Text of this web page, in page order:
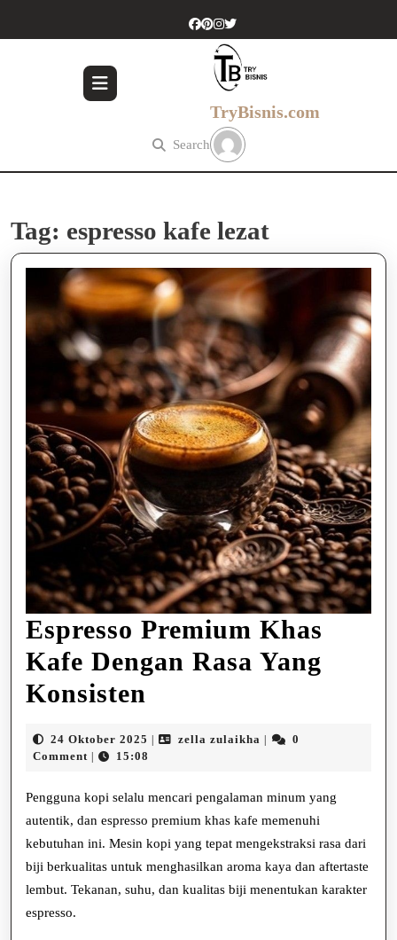
TryBisnis.com
Search
Tag: espresso kafe lezat
Espresso Premium Khas
Kafe Dengan Rasa Yang
Konsisten
Khas
Kafe
Dengan
Rasa
Yang
24 Oktober 2025 24
zella zulaikha zella 0
Comment
15:08
Pengguna kopi selalu mencari pengalaman minum yang
autentik, dan espresso premium khas kafe memenuhi
kebutuhan ini. Mesin kopi yang tepat mengekstraksi rasa dari
biji berkualitas untuk menghasilkan aroma kaya dan aftertaste
lembut. Tekanan, suhu, dan kualitas biji menentukan karakter
espresso.